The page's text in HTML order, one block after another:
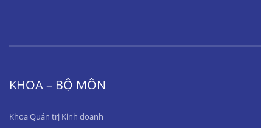
KHOA – BỘ MÔN
Khoa Quản trị Kinh doanh